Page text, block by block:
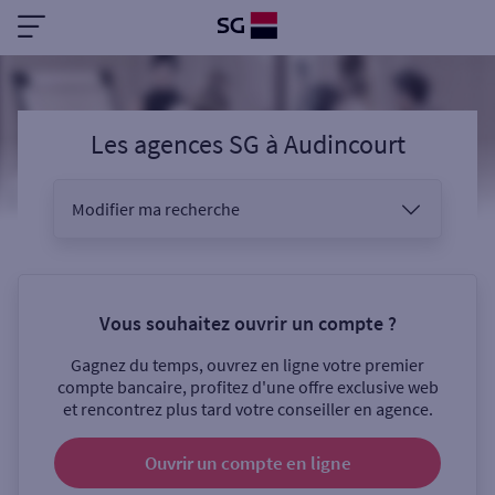
Les agences SG àAudincourt
Modifier ma recherche
Sélectionnez votre recherche
Ouverte le samedi
Vous souhaitez ouvrir un compte ?
Gagnez du temps, ouvrez en ligne votre premier
compte bancaire, profitez d'une offre exclusive web
et rencontrez plus tard votre conseiller en agence.
Ouvrir un compte en ligne